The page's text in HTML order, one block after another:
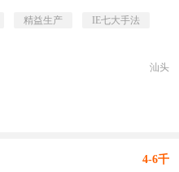
精益生产
IE七大手法
汕头
4-6千